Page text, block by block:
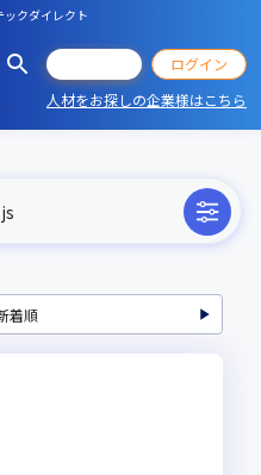
クダイレクト
ログイン
人材をお探しの企業様はこちら